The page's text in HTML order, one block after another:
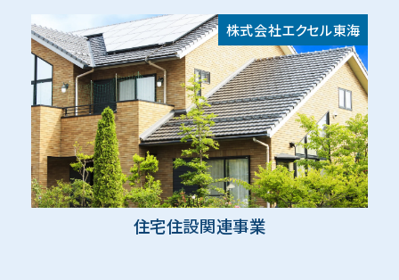
株式会社エクセル東海
住宅住設関連事業